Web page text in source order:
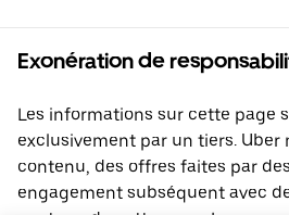
Exonération de
Les informations sur cette page
exclusivement par un tiers. Uber
contenu, des offres faites par
engagement subséquent avec